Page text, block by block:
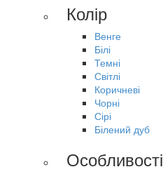
Колір
Венге
Білі
Темні
Світлі
Коричневі
Чорні
Сірі
Білений дуб
Особливості